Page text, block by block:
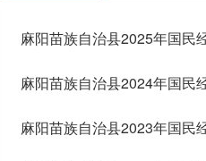
麻阳苗族自治县2025年国民
麻阳苗族自治县2024年国民
麻阳苗族自治县2023年国民